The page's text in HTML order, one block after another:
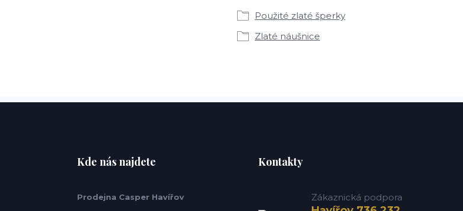
Použité zlaté šperky
Zlaté náušnice
Kde nás najdete
Prodejna Casper Havířov
Kontakty
Zákaznická podpora